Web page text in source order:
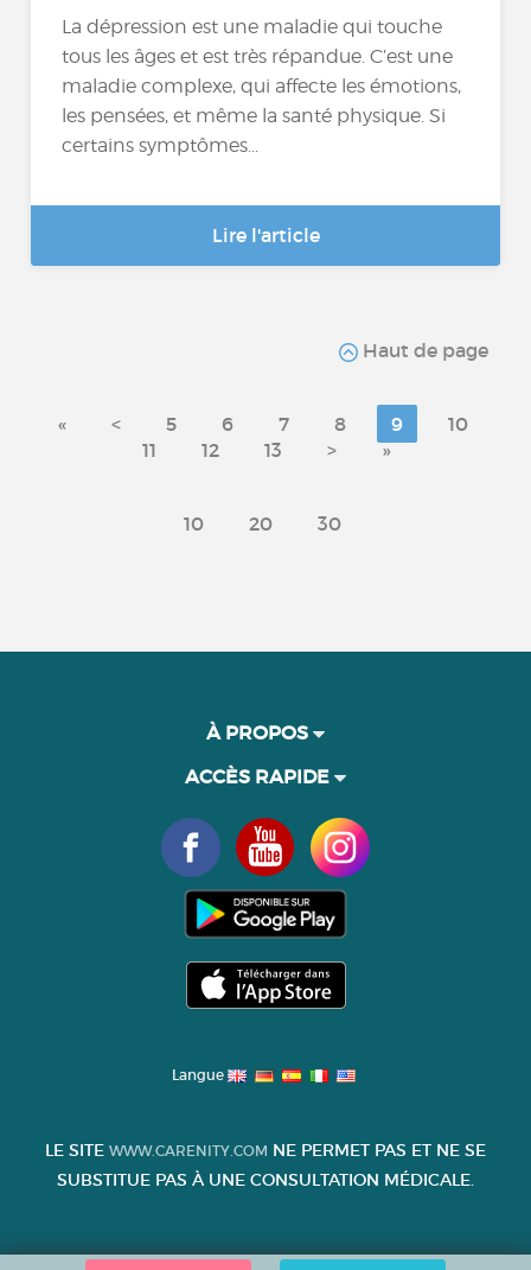
La dépression est une maladie qui touche
tous les âges et est très répandue. C’est une
maladie complexe, qui affecte les émotions,
les pensées, et même la santé physique. Si
certains symptômes...
Lire l'article
Haut de page
« < 5 6 7 8 9
10
11
12 13 > »
10 20 30
À PROPOS
ACCÈS RAPIDE
Langue
LE SITE WWW.CARENITY.COM NE PERMET PAS ET NE SE
SUBSTITUE PAS À UNE CONSULTATION MÉDICALE.